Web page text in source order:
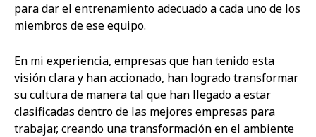
para dar el entrenamiento adecuado a cada uno de los
miembros de ese equipo.
En mi experiencia, empresas que han tenido esta
visión clara y han accionado, han logrado transformar
su cultura de manera tal que han llegado a estar
clasificadas dentro de las mejores empresas para
trabajar, creando una transformación en el ambiente